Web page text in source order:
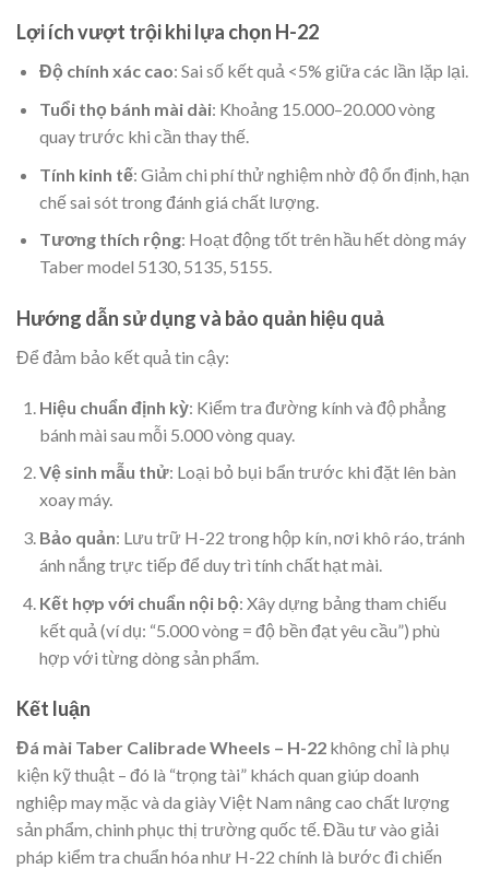
Lợi ích vượt trội khi lựa chọn H-22
Độ chính xác cao: Sai số kết quả <5% giữa các lần lặp lại.
Tuổi thọ bánh mài dài: Khoảng 15.000–20.000 vòng
quay trước khi cần thay thế.
Tính kinh tế: Giảm chi phí thử nghiệm nhờ độ ổn định, hạn
chế sai sót trong đánh giá chất lượng.
Tương thích rộng: Hoạt động tốt trên hầu hết dòng máy
Taber model 5130, 5135, 5155.
Hướng dẫn sử dụng và bảo quản hiệu quả
Để đảm bảo kết quả tin cậy:
Hiệu chuẩn định kỳ: Kiểm tra đường kính và độ phẳng
bánh mài sau mỗi 5.000 vòng quay.
Vệ sinh mẫu thử: Loại bỏ bụi bẩn trước khi đặt lên bàn
xoay máy.
Bảo quản: Lưu trữ H-22 trong hộp kín, nơi khô ráo, tránh
ánh nắng trực tiếp để duy trì tính chất hạt mài.
Kết hợp với chuẩn nội bộ: Xây dựng bảng tham chiếu
kết quả (ví dụ: “5.000 vòng = độ bền đạt yêu cầu”) phù
hợp với từng dòng sản phẩm.
Kết luận
Đá mài Taber Calibrade Wheels – H-22 không chỉ là phụ
kiện kỹ thuật – đó là “trọng tài” khách quan giúp doanh
nghiệp may mặc và da giày Việt Nam nâng cao chất lượng
sản phẩm, chinh phục thị trường quốc tế. Đầu tư vào giải
pháp kiểm tra chuẩn hóa như H-22 chính là bước đi chiến